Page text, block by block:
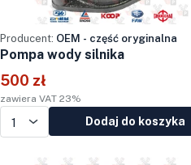
Producent: OEM - część oryginalna
Pompa wody silnika
500 zł
zawiera VAT 23%
Dodaj do koszyka